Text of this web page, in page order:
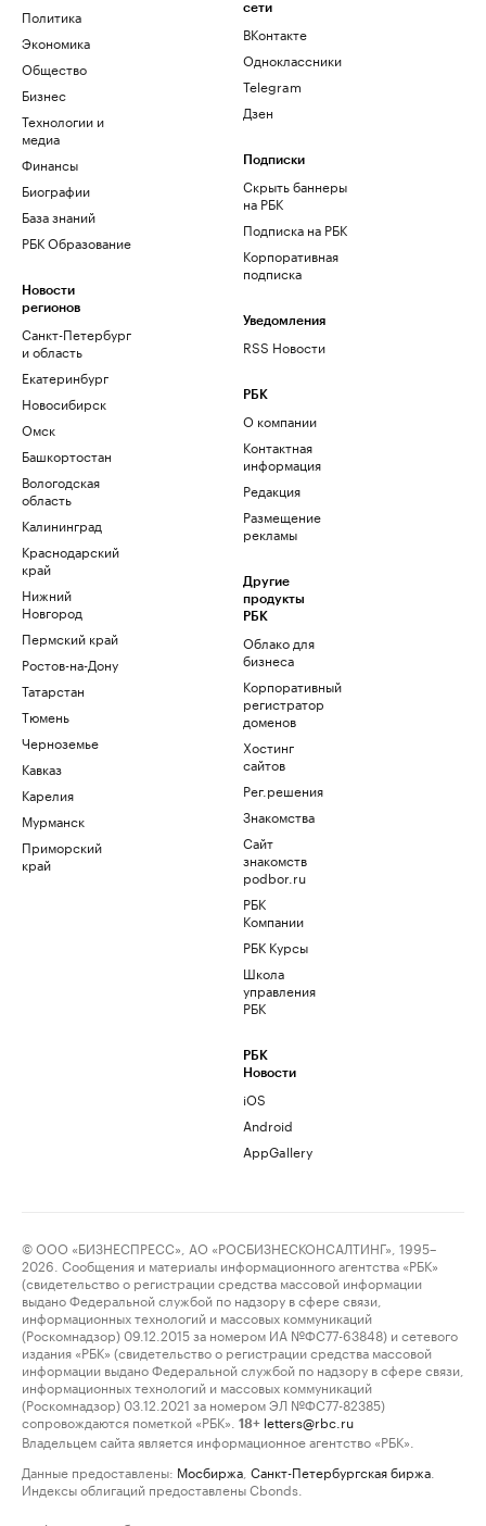
Политика
Экономика
Общество
Бизнес
Технологии и
медиа
Финансы
Биографии
База знаний
РБК Образование
Новости
регионов
Санкт-Петербург
и область
Екатеринбург
Новосибирск
Омск
Башкортостан
Вологодская
область
Калининград
Краснодарский
край
Нижний
Новгород
Пермский край
Ростов-на-Дону
Татарстан
Тюмень
Черноземье
Кавказ
Карелия
Мурманск
Приморский
край
сети
ВКонтакте
Одноклассники
Telegram
Дзен
Подписки
Скрыть баннеры
на РБК
Подписка на РБК
Корпоративная
подписка
Уведомления
RSS Новости
РБК
О компании
Контактная
информация
Редакция
Размещение
рекламы
Другие
продукты
РБК
Облако для
бизнеса
Корпоративный
регистратор
доменов
Хостинг
сайтов
Рег.решения
Знакомства
Сайт
знакомств
podbor.ru
РБК
Компании
РБК Курсы
Школа
управления
РБК
РБК
Новости
iOS
Android
AppGallery
© ООО «БИЗНЕСПРЕСС», АО «РОСБИЗНЕСКОНСАЛТИНГ», 1995–
2026. Сообщения и материалы информационного агентства «РБК»
(свидетельство о регистрации средства массовой информации
выдано Федеральной службой по надзору в сфере связи,
информационных технологий и массовых коммуникаций
(Роскомнадзор) 09.12.2015 за номером ИА №ФС77-63848) и сетевого
издания «РБК» (свидетельство о регистрации средства массовой
информации выдано Федеральной службой по надзору в сфере связи,
информационных технологий и массовых коммуникаций
(Роскомнадзор) 03.12.2021 за номером ЭЛ №ФС77-82385)
сопровождаются пометкой «РБК».
18+ letters@rbc.ru
Владельцем сайта является информационное агентство «РБК».
Данные предоставлены: Мосбиржа Санкт-Петербургская биржа
Индексы облигаций предоставлены Cbonds.